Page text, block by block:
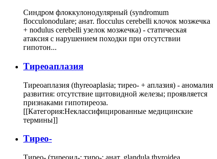
Синдром флоккулонодулярный (syndromum
flocculonodulare; анат. flocculus cerebelli клочок мозжечка
+ nodulus cerebelli узелок мозжечка) - статическая
атаксия с нарушением походки при отсутствии
гипотон...
Тиреоаплазия
Тиреоаплазия (thyreoaplasia; тирео- + аплазия) - аномалия
развития: отсутствие щитовидной железы; проявляется
признаками гипотиреоза.
[[Категория:Неклассифицированные медицинские
термины]]
Тирео-
Тирео- (тиреоид-; тиро-; анат. glandula thyroidea